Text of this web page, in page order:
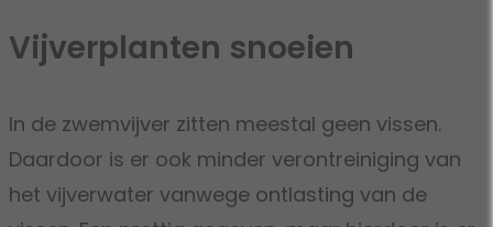
Vijverplanten snoeien
In de zwemvijver zitten meestal geen vissen.
Daardoor is er ook minder verontreiniging van
het vijverwater vanwege ontlasting van de